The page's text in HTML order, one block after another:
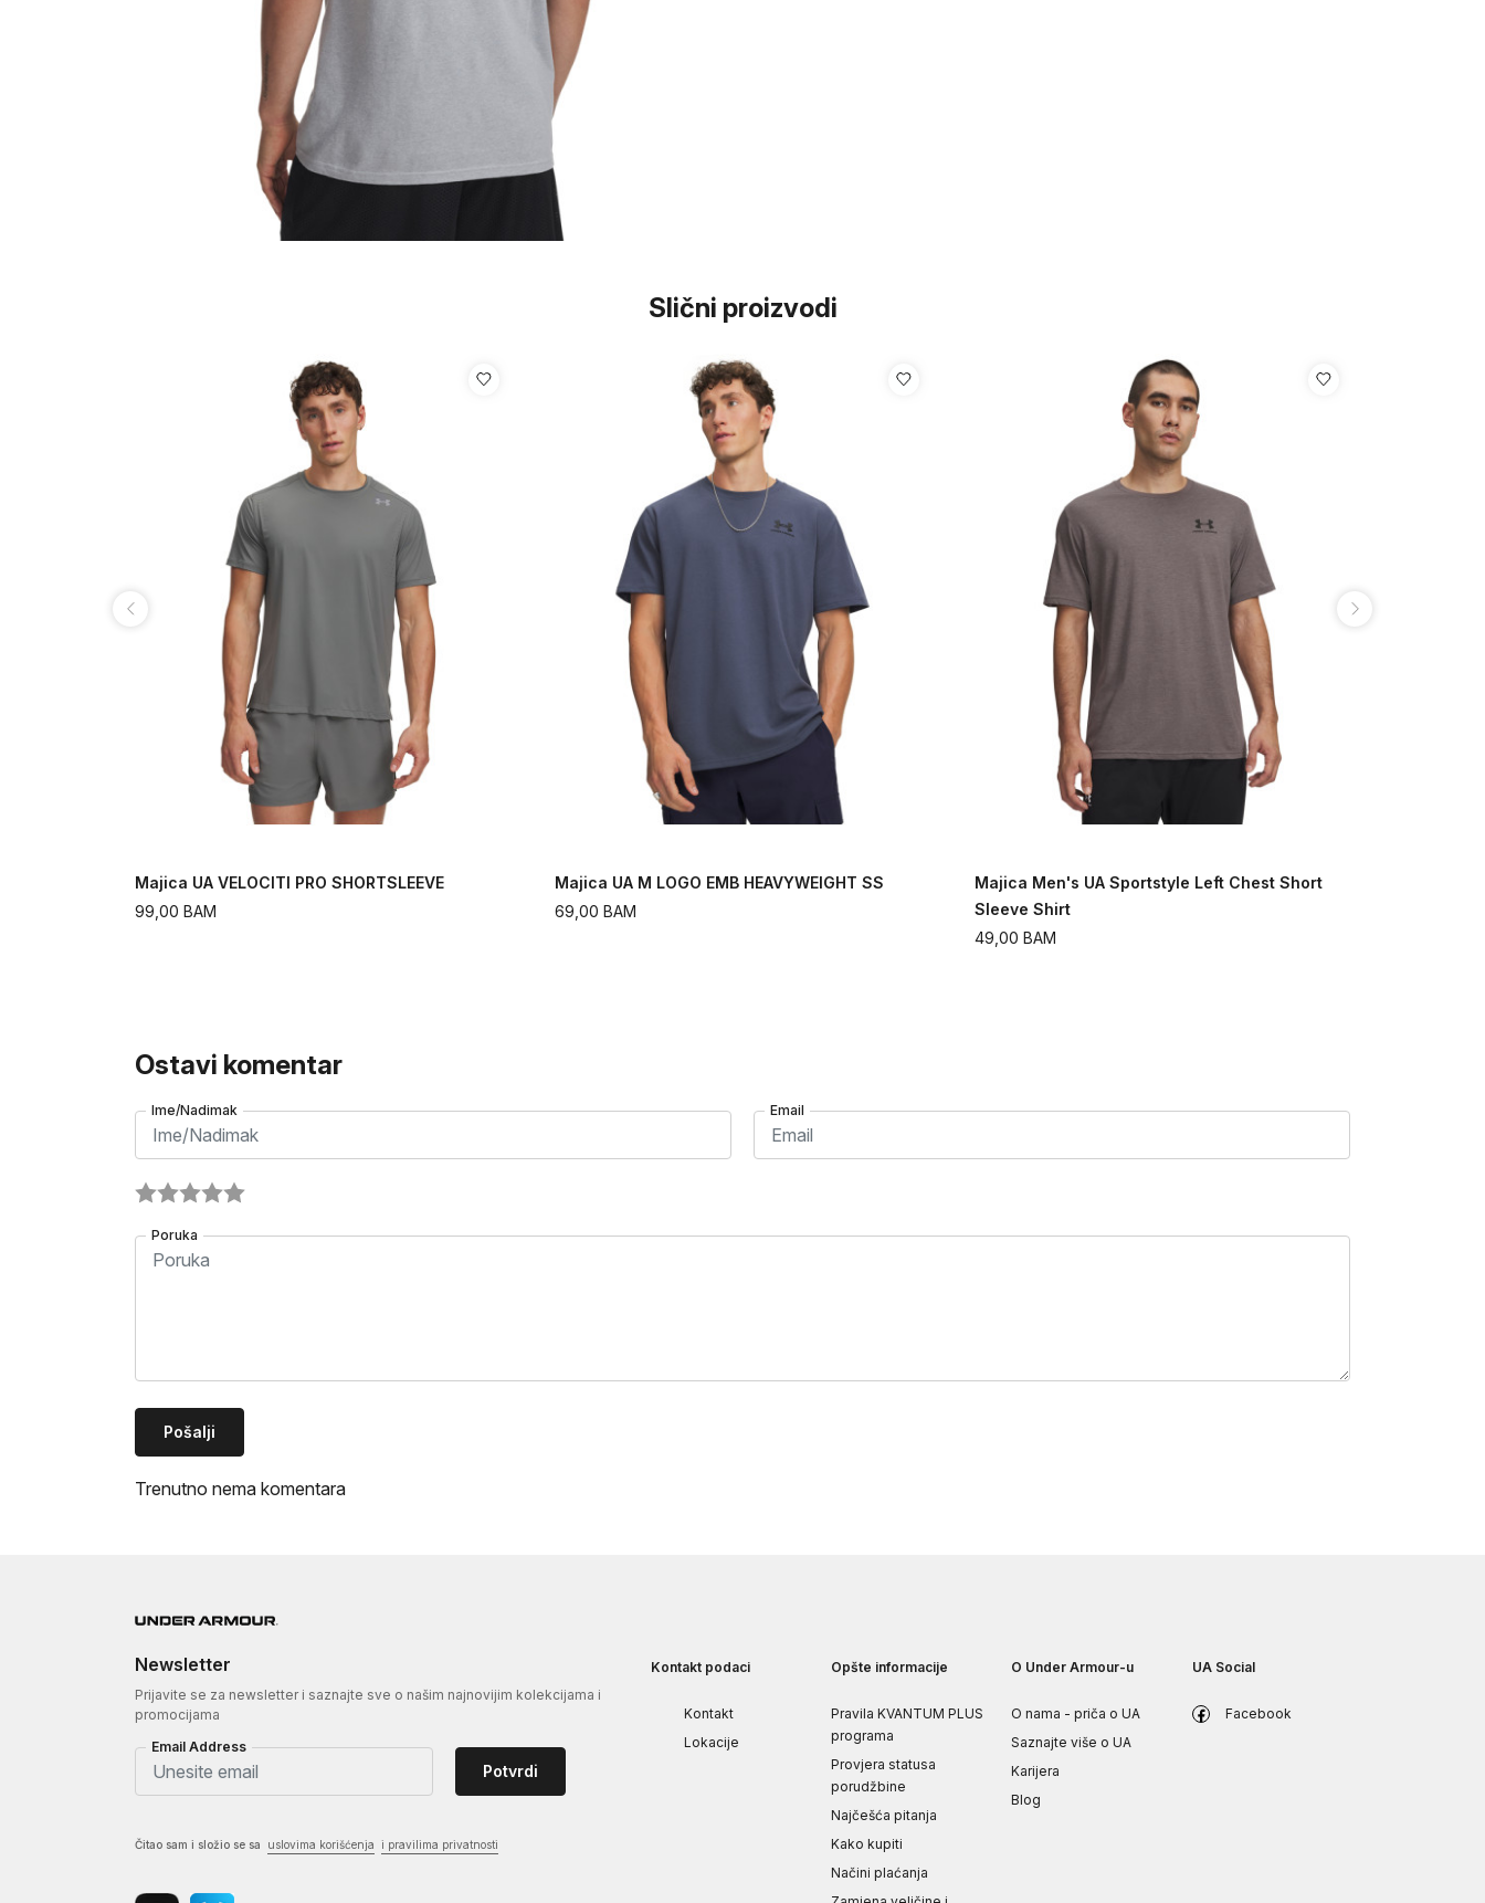
Slični proizvodi
Majica UA VELOCITI PRO SHORTSLEEVE
99,00 BAM
Majica UA M LOGO EMB HEAVYWEIGHT SS
69,00 BAM
Majica Men's UA Sportstyle Left Chest Short
Sleeve Shirt
49,00 BAM
Ostavi komentar
Ime/Nadimak Email
Poruka
Pošalji
Trenutno nema komentara
Newsletter
Prijavite se za newsletter i saznajte sve o našim najnovijim kolekcijama i
promocijama
Email Address
Potvrdi
Čitao sam i složio se sa uslovima korišćenja i pravilima privatnosti
Kontakt podaci
Kontakt
Lokacije
Opšte informacije
Pravila KVANTUM PLUS
programa
Provjera statusa
porudžbine
Najčešća pitanja
Kako kupiti
Načini plaćanja
O Under Armour-u
O nama - priča o UA
Saznajte više o UA
Karijera
Blog
UA Social
Facebook